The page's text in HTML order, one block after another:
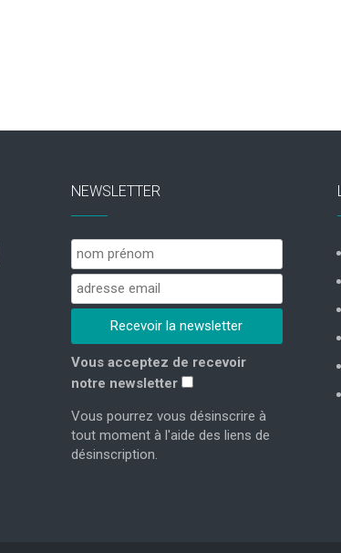
NEWSLETTER
Vous acceptez de recevoir
notre newsletter
Vous pourrez vous désinscrire à
tout moment à l'aide des liens de
désinscription.